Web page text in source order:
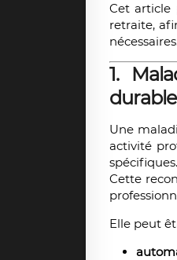
Cet article
retraite,
1.
Une
activité
spécifiques.
Cette
Elle peut